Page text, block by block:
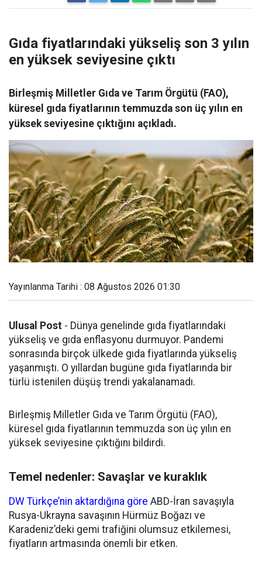
Gıda fiyatlarındaki yükseliş son 3 yılın
en yüksek seviyesine çıktı
Birleşmiş Milletler Gıda ve Tarım Örgütü (FAO),
küresel gıda fiyatlarının temmuzda son üç yılın en
yüksek seviyesine çıktığını açıkladı.
Yayınlanma Tarihi : 08 Ağustos 2026 01:30
Ulusal Post - Dünya genelinde gıda fiyatlarındaki
yükseliş ve gıda enflasyonu durmuyor. Pandemi
sonrasında birçok ülkede gıda fiyatlarında yükseliş
yaşanmıştı. O yıllardan bugüne gıda fiyatlarında bir
türlü istenilen düşüş trendi yakalanamadı.
Birleşmiş Milletler Gıda ve Tarım Örgütü (FAO),
küresel gıda fiyatlarının temmuzda son üç yılın en
yüksek seviyesine çıktığını bildirdi.
Temel nedenler: Savaşlar ve kuraklık
DW Türkçe’nin aktardığına göre ABD-İran savaşıyla
Rusya-Ukrayna savaşının Hürmüz Boğazı ve
Karadeniz’deki gemi trafiğini olumsuz etkilemesi,
fiyatların artmasında önemli bir etken.